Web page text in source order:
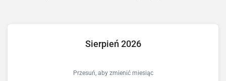
Sierpień 2026
Przesuń, aby zmienić miesiąc